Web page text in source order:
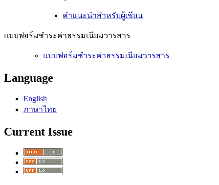
คำแนะนำสำหรับผู้เขียน
แบบฟอร์มชำระค่าธรรมเนียมวารสาร
แบบฟอร์มชำระค่าธรรมเนียมวารสาร
Language
English
ภาษาไทย
Current Issue